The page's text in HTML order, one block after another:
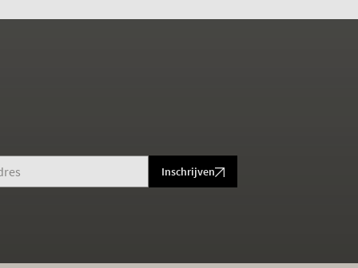
Inschrijven